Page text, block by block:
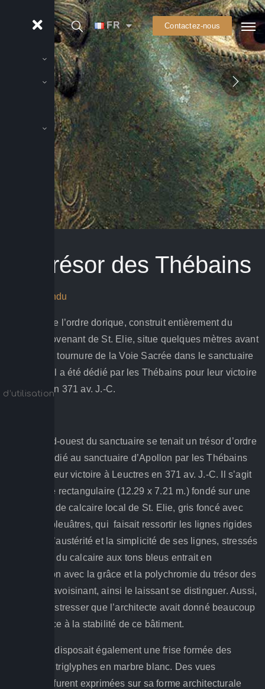
FR Contactez-nous
Le Trésor des Thébains
Compte rendu
Un trésor de l’ordre dorique, construit entièrement du
calcaire provenant de St. Elie, situe quelques mètres avant
la première tournure de la Voie Sacrée dans le sanctuaire
d’Apollon. Il a été dédié par les Thébains pour leur victoire
à Leuktra en 371 av. J.-C.
Au coin sud-ouest du sanctuaire se tenait un trésor d’ordre
dorique, dédié au sanctuaire d’Apollon par les Thébains
peu après leur victoire à Leuctres en 371 av. J.-C. Il s’agit
d’un édifice rectangulaire (12.29 x 7.21 m.) fondé sur une
crépis faite de calcaire local de St. Elie, gris foncé avec
des tones bleuâtres, qui faisait ressortir les lignes rigides
doriques. L’austérité et la simplicité de ses lignes, stressés
par l’usage du calcaire aux tons bleus entrait en
contradiction avec la grâce et la polychromie du trésor des
Siphniens avoisinant, ainsi le laissant se distinguer. Aussi,
faudrait-on stresser que l’architecte avait donné beaucoup
d’importance à la stabilité de ce bâtiment.
Cet édifice disposait également une frise formée des
métopes et triglyphes en marbre blanc. Des vues
différentes furent exprimées sur sa forme architecturale